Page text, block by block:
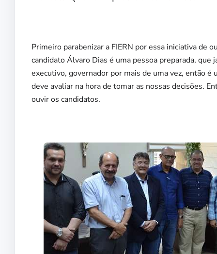
Primeiro parabenizar a FIERN por essa iniciativa de
candidato Álvaro Dias é uma pessoa preparada,
executivo, governador por mais de uma vez, então
deve avaliar na hora de tomar as nossas decisões.
ouvir os candidatos.